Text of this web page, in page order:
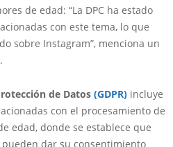
de edad: “La DPC ha estado
con este tema, lo que
sobre Instagram”, menciona un
de Datos (GDPR) incluye
con el procesamiento de
edad, donde se establece que
dar su consentimiento